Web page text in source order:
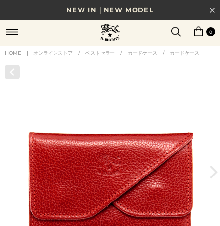
NEW IN｜NEW MODEL
8/17(月)10時まで｜税込11,000円以上で送料無料
贈る相手やシーンから選べる、新しいギフトガイド
0
HOME | オンラインストア / ベストセラー / カードケース / カードケース